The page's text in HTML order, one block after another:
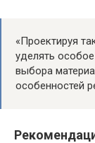
«Проектируя
уделять
выбора
особенностей